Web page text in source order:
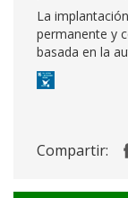
La
permanente y
basada en la
Compartir: